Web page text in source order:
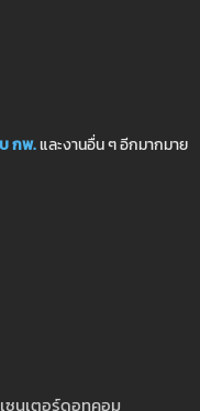
กพ.และงานอื่น ๆ อีกมากมาย
ซนเตอร์ดอทคอม